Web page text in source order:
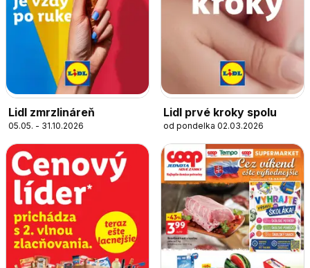
Lidl zmrzlináreň
05.05. - 31.10.2026
Lidl prvé kroky spolu
od pondelka 02.03.2026